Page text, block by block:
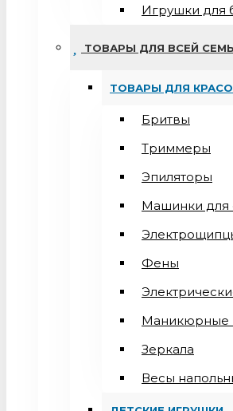
Игрушки для
ТОВАРЫ ДЛЯ ВСЕЙ
ТОВАРЫ ДЛЯ
Бритвы
Триммеры
Эпиляторы
Машинки для
Фены
Маникюрные
Зеркала
Весы